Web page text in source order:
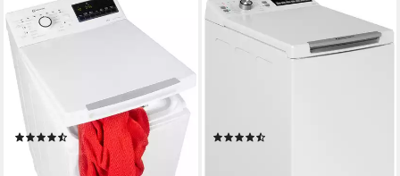
BAUKNECHT
Waschmaschine Toplader
WMT Super Eco 624 A N
6 kg
79 dB(A)
Betriebsgeräusch
1200 U/min
Schleuderdrehzahl
Produktdatenblatt
(99)
489,00 € UVP759,00 €
17,54 €
mtl. in 36 Raten
BAUKNECHT
Waschmaschine Toplader
WAT 6313 C